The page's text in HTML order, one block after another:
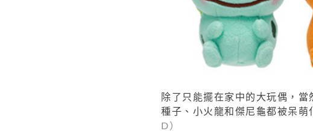
除了只能擺在家中的大玩偶，當
種子、小火龍和傑尼龜都被呆萌
D）